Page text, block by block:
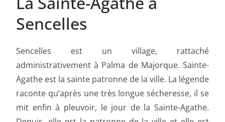
Sencelles
Sencelles est un village, rattaché
administrativement à Palma de Majorque. Sainte-
Agathe est la sainte patronne de la ville. La légende
raconte qu’après une très longue sécheresse, il se
mit enfin à pleuvoir, le jour de la Sainte-Agathe.